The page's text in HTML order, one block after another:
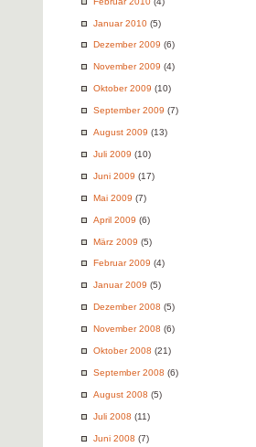
Januar 2010 (5)
Dezember 2009 (6)
November 2009 (4)
Oktober 2009 (10)
September 2009 (7)
August 2009 (13)
Juli 2009 (10)
Juni 2009 (17)
Mai 2009 (7)
April 2009 (6)
März 2009 (5)
Februar 2009 (4)
Januar 2009 (5)
Dezember 2008 (5)
November 2008 (6)
Oktober 2008 (21)
September 2008 (6)
August 2008 (5)
Juli 2008 (11)
Juni 2008 (7)